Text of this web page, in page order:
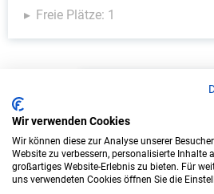
Freie Plätze: 1
Weitere
KFZ -
Wir verwenden Cookies
Wir können diese zur Analyse unserer
Website zu verbessern, personalisierte Inhalte
großartiges Website-Erlebnis zu bieten. Für
uns verwendeten Cookies öffnen Sie die